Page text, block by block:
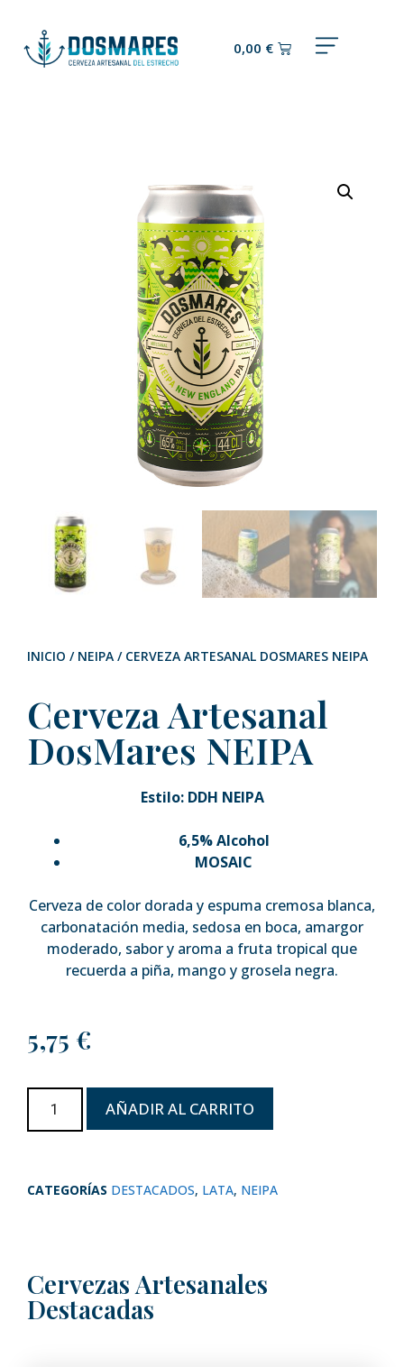
0,00 €
INICIO / NEIPA / CERVEZA ARTESANAL DOSMARES NEIPA
Cerveza Artesanal
DosMares NEIPA
Estilo: DDH NEIPA
6,5% Alcohol
MOSAIC
Cerveza de color dorada y espuma cremosa blanca,
carbonatación media, sedosa en boca, amargor
moderado, sabor y aroma a fruta tropical que
recuerda a piña, mango y grosela negra.
5,75 €
AÑADIR AL CARRITO
CATEGORÍAS DESTACADOS, LATA, NEIPA
Cervezas Artesanales
Destacadas